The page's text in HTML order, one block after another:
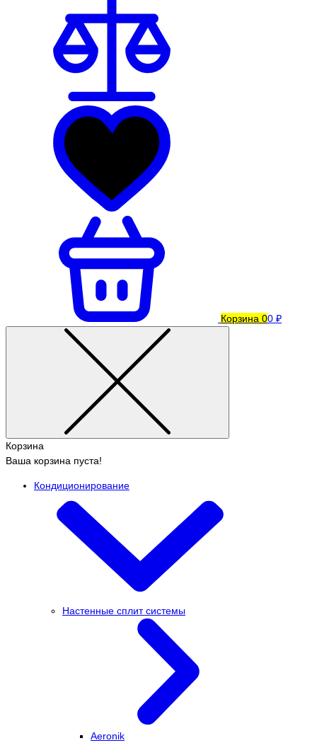
Корзина 00 ₽
Корзина
Ваша корзина пуста!
Кондиционирование
Настенные сплит системы
Aeronik